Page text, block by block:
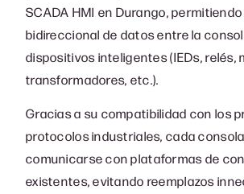
SCADA HMI en Durango,
bidireccional de datos entre la
dispositivos inteligentes (IEDs, relés,
transformadores, etc.).
Gracias a su compatibilidad con los
protocolos industriales, cada
comunicarse con plataformas de
existentes, evitando reemplazos